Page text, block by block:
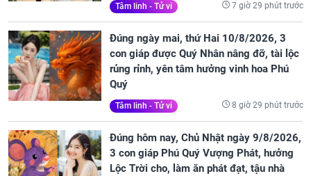
Tâm linh - Tử vi 7 giờ 29 phút trước
Đúng ngày mai, thứ Hai 10/8/2026, 3
con giáp được Quý Nhân nâng đỡ, tài lộc
rủng rỉnh, yên tâm hưởng vinh hoa Phú
Quý
Tâm linh - Tử vi 8 giờ 29 phút trước
Đúng hôm nay, Chủ Nhật ngày 9/8/2026,
3 con giáp Phú Quý Vượng Phát, hưởng
Lộc Trời cho, làm ăn phát đạt, tậu nhà